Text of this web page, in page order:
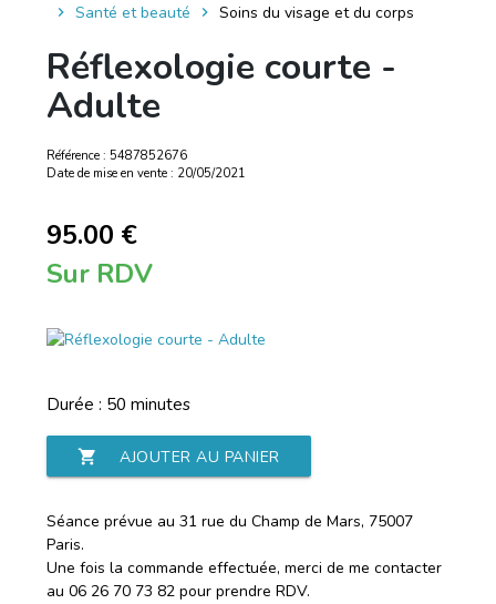
Santé et beauté
Soins du visage et du corps
Réflexologie courte -
Adulte
Référence : 5487852676
Date de mise en vente : 20/05/2021
95.00 €
Sur RDV
Durée : 50 minutes
shopping_cart AJOUTER AU PANIER
Séance prévue au 31 rue du Champ de Mars, 75007
Paris.
Une fois la commande effectuée, merci de me contacter
au 06 26 70 73 82 pour prendre RDV.